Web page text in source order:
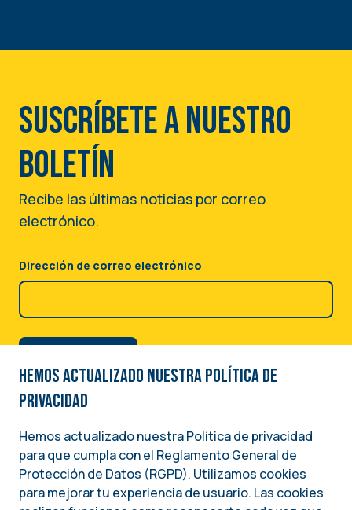
Suscríbete a nuestro
boletín
Recibe las últimas noticias por correo
electrónico.
Dirección de correo electrónico
Image
Una iniciativa del
Hemos actualizado nuestra Política de
privacidad
Hemos actualizado nuestra Política de privacidad
para que cumpla con el Reglamento General de
Protección de Datos (RGPD). Utilizamos cookies
para mejorar tu experiencia de usuario. Las cookies